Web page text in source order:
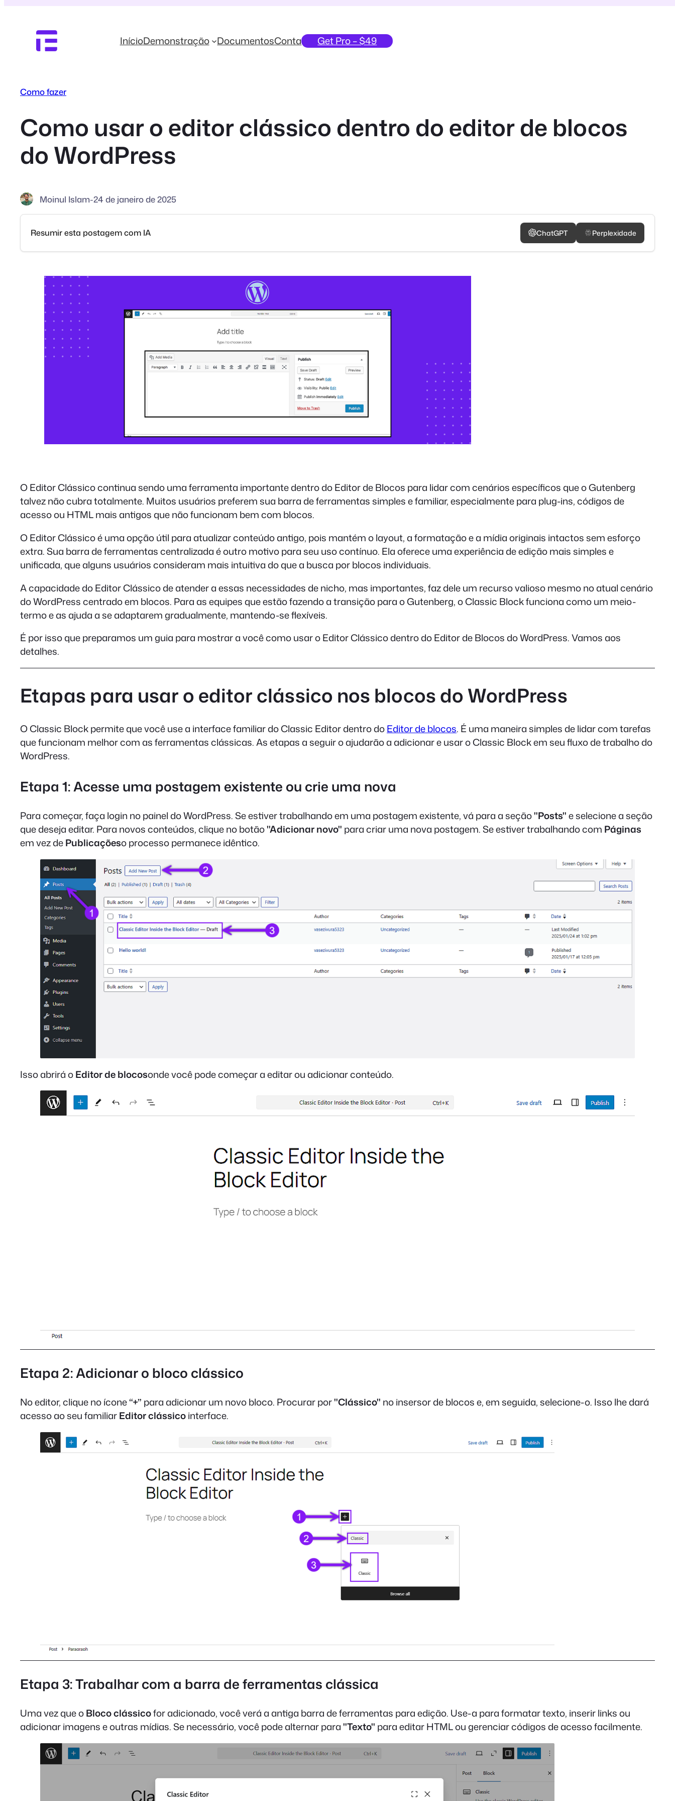
conteúdo
InícioDemonstração DocumentosConta Get Pro – $49
Como fazer
Como usar o editor clássico dentro do editor de blocos
do WordPress
Moinul Islam-24 de janeiro de 2025
Resumir esta postagem com IA ChatGPT Perplexidade
O Editor Clássico continua sendo uma ferramenta importante dentro do Editor de Blocos para lidar com cenários específicos que o Gutenberg
talvez não cubra totalmente. Muitos usuários preferem sua barra de ferramentas simples e familiar, especialmente para plug-ins, códigos de
acesso ou HTML mais antigos que não funcionam bem com blocos.
O Editor Clássico é uma opção útil para atualizar conteúdo antigo, pois mantém o layout, a formatação e a mídia originais intactos sem esforço
extra. Sua barra de ferramentas centralizada é outro motivo para seu uso contínuo. Ela oferece uma experiência de edição mais simples e
unificada, que alguns usuários consideram mais intuitiva do que a busca por blocos individuais.
A capacidade do Editor Clássico de atender a essas necessidades de nicho, mas importantes, faz dele um recurso valioso mesmo no atual cenário
do WordPress centrado em blocos. Para as equipes que estão fazendo a transição para o Gutenberg, o Classic Block funciona como um meio-
termo e as ajuda a se adaptarem gradualmente, mantendo-se flexíveis.
É por isso que preparamos um guia para mostrar a você como usar o Editor Clássico dentro do Editor de Blocos do WordPress. Vamos aos
detalhes.
Etapas para usar o editor clássico nos blocos do WordPress
O Classic Block permite que você use a interface familiar do Classic Editor dentro doEditor de blocos. É uma maneira simples de lidar com tarefas
que funcionam melhor com as ferramentas clássicas. As etapas a seguir o ajudarão a adicionar e usar o Classic Block em seu fluxo de trabalho do
WordPress.
Etapa 1: Acesse uma postagem existente ou crie uma nova
Para começar, faça login no painel do WordPress. Se estiver trabalhando em uma postagem existente, vá para a seção"Posts"e selecione a seção
que deseja editar. Para novos conteúdos, clique no botão"Adicionar novo" para criar uma nova postagem. Se estiver trabalhando com Páginas
em vez dePublicaçõeso processo permanece idêntico.
Isso abrirá oEditor de blocosonde você pode começar a editar ou adicionar conteúdo.
Etapa 2: Adicionar o bloco clássico
No editor, clique no ícone“+” para adicionar um novo bloco. Procurar por"Clássico" no insersor de blocos e, em seguida, selecione-o. Isso lhe dará
acesso ao seu familiarEditor clássicointerface.
Etapa 3: Trabalhar com a barra de ferramentas clássica
Uma vez que oBloco clássicofor adicionado, você verá a antiga barra de ferramentas para edição. Use-a para formatar texto, inserir links ou
adicionar imagens e outras mídias. Se necessário, você pode alternar para"Texto" para editar HTML ou gerenciar códigos de acesso facilmente.